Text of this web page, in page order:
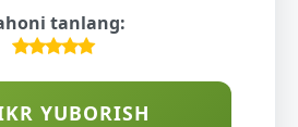
tanlang:
YUBORISH